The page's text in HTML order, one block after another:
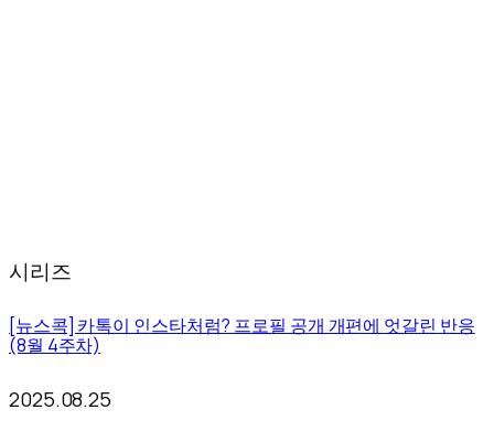
시리즈
[뉴스콕] 카톡이 인스타처럼? 프로필 공개 개편에 엇갈린 반응
(8월 4주차)
2025.08.25